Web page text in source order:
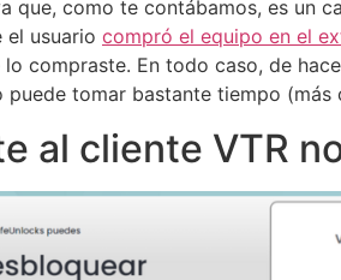
que, como te contábamos, es un
el usuario compró el equipo en el
compraste. En todo caso, de
tomar bastante tiempo (más
al cliente VTR